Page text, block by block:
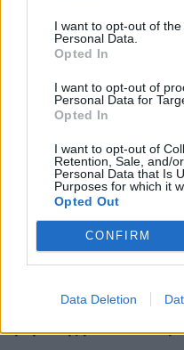
I want to opt-out of
Personal Data.
Opted In
I want to opt-out of
Personal Data for
Opted In
I want to opt-out of
Retention, Sale, and/
Personal Data that Is
Purposes for which it
Opted Out
CONFIRM
Data Deletion
Η Britney Spears
από Botox και
γυναίκες να προσέχουν
ΕΡΤ - ΣΚΑΙ: Δύο
τη νέα σεζόν
Μαρία Μπεκατώρου:
στη Σαρδηνία - Το
μαγιό της με το